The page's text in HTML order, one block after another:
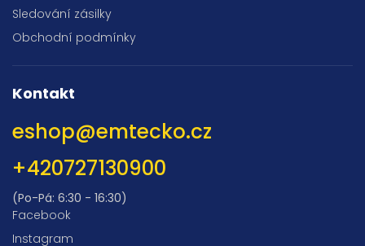
Sledování zásilky
Obchodní podmínky
Kontakt
eshop@emtecko.cz
+420727130900
(Po-Pá: 6:30 - 16:30)
Facebook
Instagram